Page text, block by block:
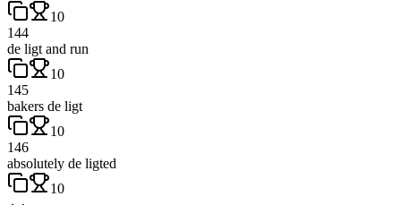
10
144
de ligt and run
10
145
bakers de ligt
10
146
absolutely de ligted
10